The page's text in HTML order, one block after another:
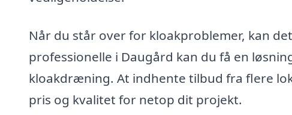
Når du står over for kloakproblemer, kan
professionelle i Daugård kan du få en
kloakdræning. At indhente tilbud fra flere
pris og kvalitet for netop dit projekt.